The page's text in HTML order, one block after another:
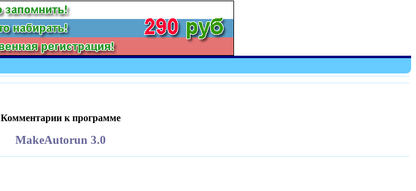
Комментарии к программе
MakeAutorun 3.0